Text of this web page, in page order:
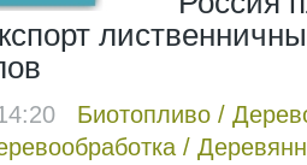
Биотопливо /
/